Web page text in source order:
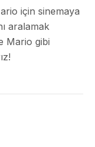
için sinemaya
aralamak
Mario gibi